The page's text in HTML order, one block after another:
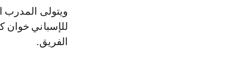
ويتولى المدرب
للإسباني خوان
الفريق.